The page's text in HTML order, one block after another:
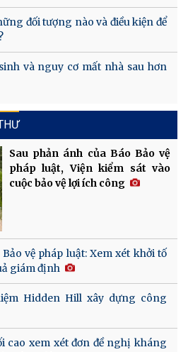
đối tượng nào và điều kiện để
và nguy cơ mất nhà sau hơn
Sau phản ánh của Báo Bảo vệ
pháp luật, Viện kiểm sát vào
cuộc bảo vệ lợi ích công
vệ pháp luật: Xem xét khởi tố
giám định
Hidden Hill xây dựng công
cao xem xét đơn đề nghị kháng